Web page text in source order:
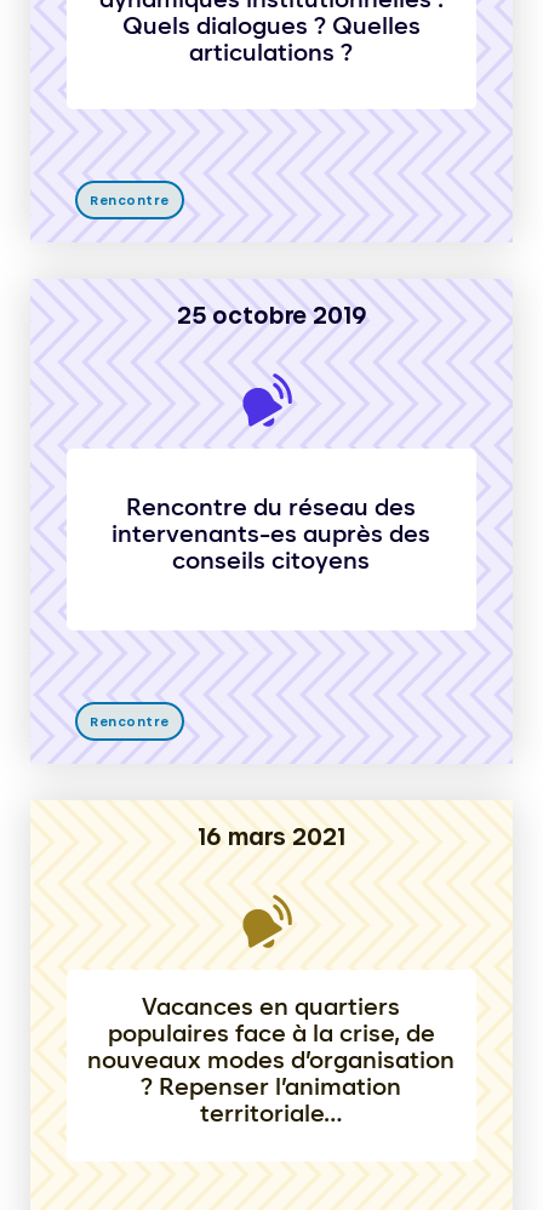
Quels dialogues ? Quelles
articulations ?
Rencontre
25 octobre 2019
Rencontre du réseau des
intervenants-es auprès des
conseils citoyens
Rencontre
16 mars 2021
Vacances en quartiers
populaires face à la crise, de
nouveaux modes d’organisation
? Repenser l’animation
territoriale…